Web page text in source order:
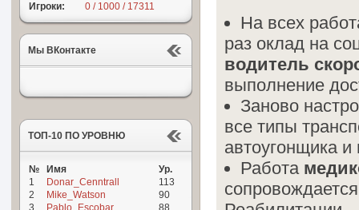
Игроки:
0 / 1000 / 17311
Мы ВКонтакте
ТОП-10 ПО УРОВНЮ
№ Имя
Ур.
1
Donar_Cenntrall
113
2
Mike_Watson
90
3
Pablo_Escobar
88
На всех
раз оклад на
водитель
выполнение
Заново
все типы
автоугонщика и
Работа